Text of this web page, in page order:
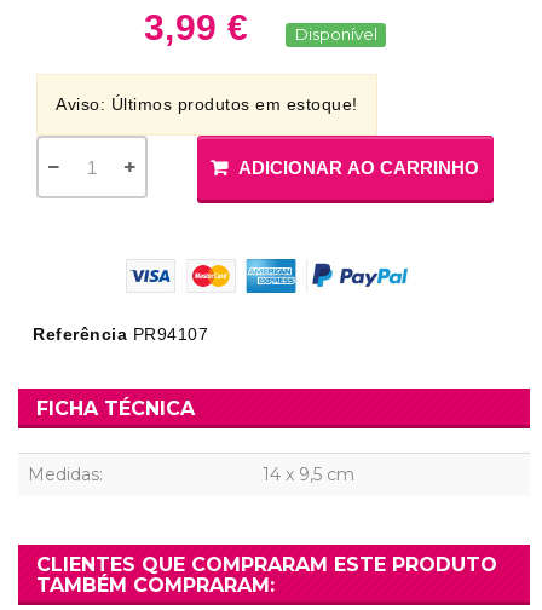
3,99 € Disponível
Aviso: Últimos produtos em estoque!
ADICIONAR AO CARRINHO
Referência PR94107
FICHA TÉCNICA
Medidas: 14 x 9,5 cm
CLIENTES QUE COMPRARAM ESTE PRODUTO
TAMBÉM COMPRARAM: